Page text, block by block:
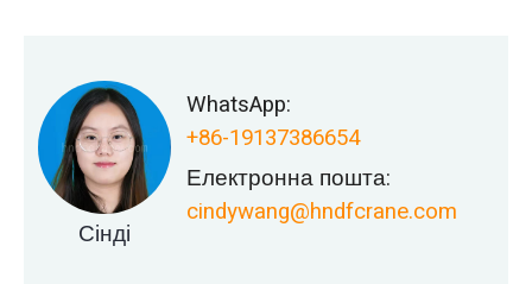
Сінді
WhatsApp:
+86-19137386654
Електронна пошта:
cindywang@hndfcrane.com